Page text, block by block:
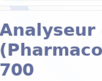
Analyseur
700